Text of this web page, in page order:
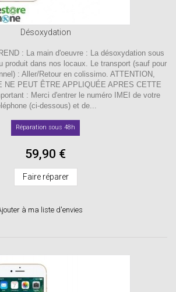
Désoxydation
: La main d'oeuvre : La désoxydation sous
produit dans nos locaux. Le transport (sauf pour
: Aller/Retour en colissimo. ATTENTION,
NE PEUT ÊTRE APPLIQUÉE APRES CETTE
: Merci d'entrer le numéro IMEI de votre
(ci-dessous) et de...
Réparation sous 48h
59,90 €
Faire réparer
à ma liste d'envies